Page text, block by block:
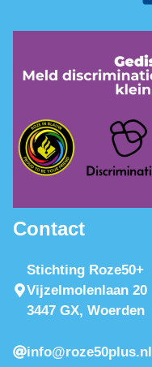
Contact
Stichting Roze50+
Vijzelmolenlaan 20
3447 GX, Woerden
info@roze50plus.nl